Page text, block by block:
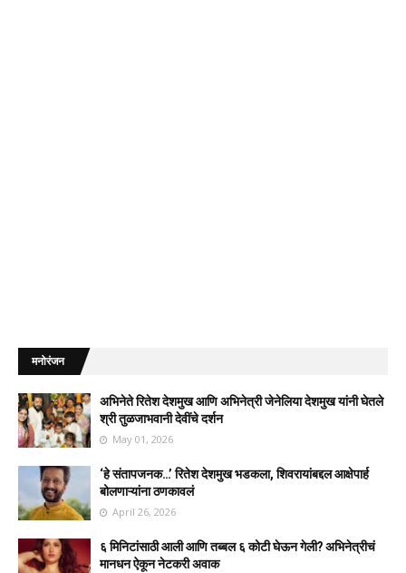
मनोरंजन
अभिनेते रितेश देशमुख आणि अभिनेत्री जेनेलिया देशमुख यांनी घेतले
श्री तुळजाभवानी देवींचे दर्शन
May 01, 2026
‘हे संतापजनक…’ रितेश देशमुख भडकला, शिवरायांबद्दल आक्षेपार्ह
बोलणाऱ्यांना ठणकावलं
April 26, 2026
६ मिनिटांसाठी आली आणि तब्बल ६ कोटी घेऊन गेली? अभिनेत्रीचं
मानधन ऐकून नेटकरी अवाक